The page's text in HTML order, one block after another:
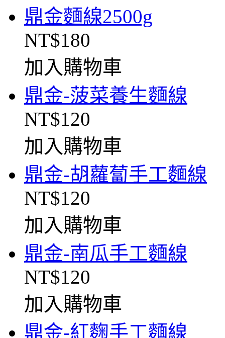
鼎金麵線2500g
NT$180
加入購物車
鼎金-菠菜養生麵線
NT$120
加入購物車
鼎金-胡蘿蔔手工麵線
NT$120
加入購物車
鼎金-南瓜手工麵線
NT$120
加入購物車
鼎金-紅麴手工麵線